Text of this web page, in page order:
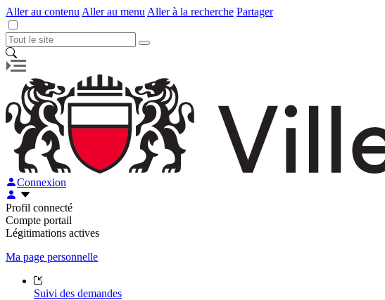
Aller au contenu Aller au menu Aller à la recherche Partager
Connexion
Profil connecté
Compte portail
Légitimations actives
Ma page personnelle
Suivi des demandes